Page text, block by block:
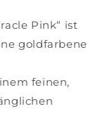
Pink“ ist
goldfarbene
feinen,